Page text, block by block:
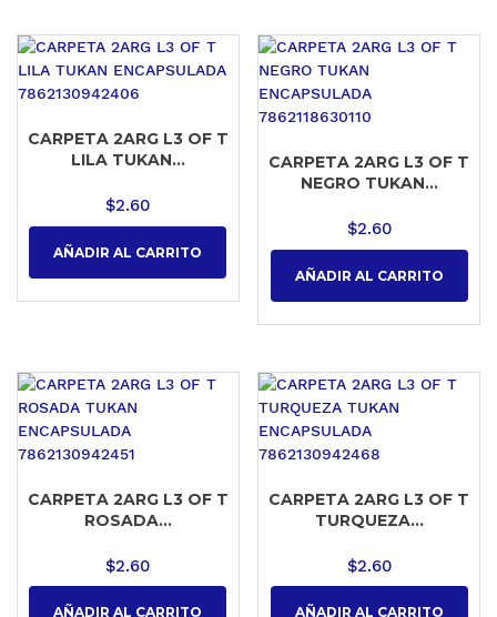
CARPETA 2ARG L3 OF T
LILA TUKAN...
$2.60
AÑADIR AL CARRITO
CARPETA 2ARG L3 OF T
NEGRO TUKAN...
$2.60
AÑADIR AL CARRITO
CARPETA 2ARG L3 OF T
ROSADA...
$2.60
AÑADIR AL CARRITO
CARPETA 2ARG L3 OF T
TURQUEZA...
$2.60
AÑADIR AL CARRITO